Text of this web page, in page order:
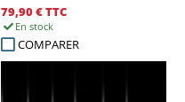
79,90 €TTC
En stock
COMPARER